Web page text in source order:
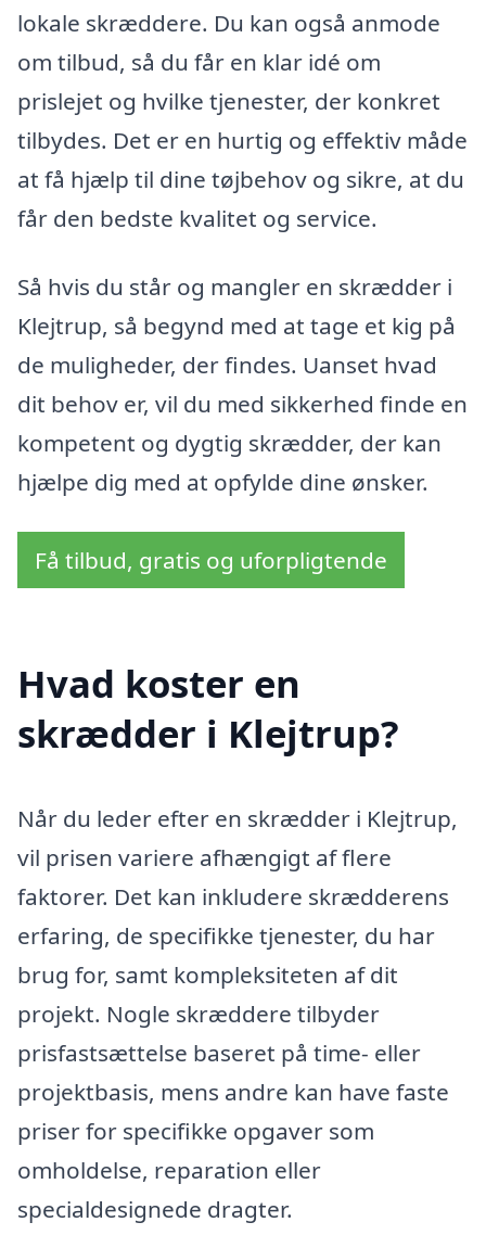
lokale skræddere. Du kan også anmode
om tilbud, så du får en klar idé om
prislejet og hvilke tjenester, der konkret
tilbydes. Det er en hurtig og effektiv måde
at få hjælp til dine tøjbehov og sikre, at du
får den bedste kvalitet og service.
Så hvis du står og mangler en skrædder i
Klejtrup, så begynd med at tage et kig på
de muligheder, der findes. Uanset hvad
dit behov er, vil du med sikkerhed finde en
kompetent og dygtig skrædder, der kan
hjælpe dig med at opfylde dine ønsker.
Få tilbud, gratis og uforpligtende
Hvad koster en
skrædder i Klejtrup?
Når du leder efter en skrædder i Klejtrup,
vil prisen variere afhængigt af flere
faktorer. Det kan inkludere skrædderens
erfaring, de specifikke tjenester, du har
brug for, samt kompleksiteten af dit
projekt. Nogle skræddere tilbyder
prisfastsættelse baseret på time- eller
projektbasis, mens andre kan have faste
priser for specifikke opgaver som
omholdelse, reparation eller
specialdesignede dragter.